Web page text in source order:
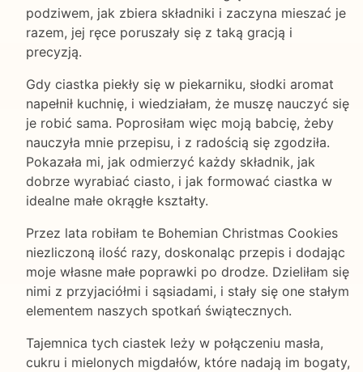
podziwem, jak zbiera składniki i zaczyna mieszać je
razem, jej ręce poruszały się z taką gracją i
precyzją.
Gdy ciastka piekły się w piekarniku, słodki aromat
napełnił kuchnię, i wiedziałam, że muszę nauczyć się
je robić sama. Poprosiłam więc moją babcię, żeby
nauczyła mnie przepisu, i z radością się zgodziła.
Pokazała mi, jak odmierzyć każdy składnik, jak
dobrze wyrabiać ciasto, i jak formować ciastka w
idealne małe okrągłe kształty.
Przez lata robiłam te Bohemian Christmas Cookies
niezliczoną ilość razy, doskonaląc przepis i dodając
moje własne małe poprawki po drodze. Dzieliłam się
nimi z przyjaciółmi i sąsiadami, i stały się one stałym
elementem naszych spotkań świątecznych.
Tajemnica tych ciastek leży w połączeniu masła,
cukru i mielonych migdałów, które nadają im bogaty,